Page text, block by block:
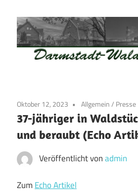
Inhalt
springen
Darmstadt
Altstadt
der
Weststadt
–
Darmstadt
Oktober 12, 2023 Allgemein/ Presse
37-jähriger in
und beraubt (Echo
Veröffentlicht vonadmin
Zum Echo Artikel